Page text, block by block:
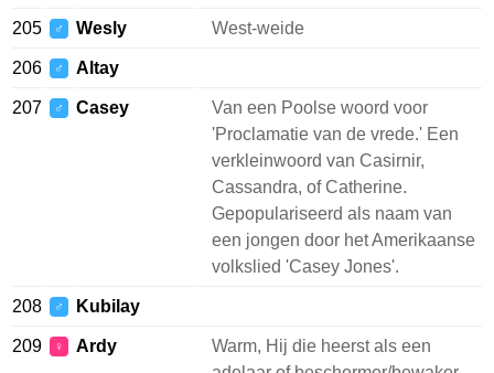
205 ♂ Wesly West-weide
206 ♂ Altay
207 ♂ Casey
Van een Poolse woord voor
'Proclamatie van de vrede.' Een
verkleinwoord van Casirnir,
Cassandra, of Catherine.
Gepopulariseerd als naam van
een jongen door het Amerikaanse
volkslied 'Casey Jones'.
208 ♂ Kubilay
209 ♀ Ardy
Warm, Hij die heerst als een